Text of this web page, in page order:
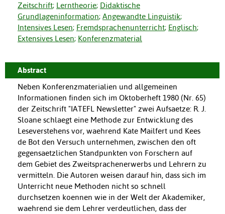
Zeitschrift; Lerntheorie; Didaktische
Grundlageninformation; Angewandte Linguistik;
Intensives Lesen; Fremdsprachenunterricht; Englisch;
Extensives Lesen; Konferenzmaterial
Abstract
Neben Konferenzmaterialien und allgemeinen
Informationen finden sich im Oktoberheft 1980 (Nr. 65)
der Zeitschrift "IATEFL Newsletter" zwei Aufsaetze: R. J.
Sloane schlaegt eine Methode zur Entwicklung des
Leseverstehens vor, waehrend Kate Mailfert und Kees
de Bot den Versuch unternehmen, zwischen den oft
gegensaetzlichen Standpunkten von Forschern auf
dem Gebiet des Zweitsprachenerwerbs und Lehrern zu
vermitteln. Die Autoren weisen darauf hin, dass sich im
Unterricht neue Methoden nicht so schnell
durchsetzen koennen wie in der Welt der Akademiker,
waehrend sie dem Lehrer verdeutlichen, dass der